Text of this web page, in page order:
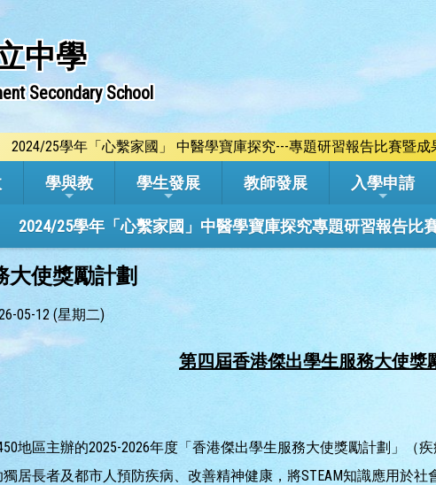
中學
Secondary School
2024/25學年「心繫家國」 中醫學寶庫探究---專題研習報告比賽暨成
學與教 學生發展 教師發展 入學申請
2024/25學年「心繫家國」中醫學寶庫探究專題研習報告比
大使獎勵計劃
05-12 (星期二)
第四屆香港傑出學生服務大使獎
地區主辦的2025-2026年度「香港傑出學生服務大使獎勵計劃」（
居長者及都市人預防疾病、改善精神健康，將STEAM知識應用於社